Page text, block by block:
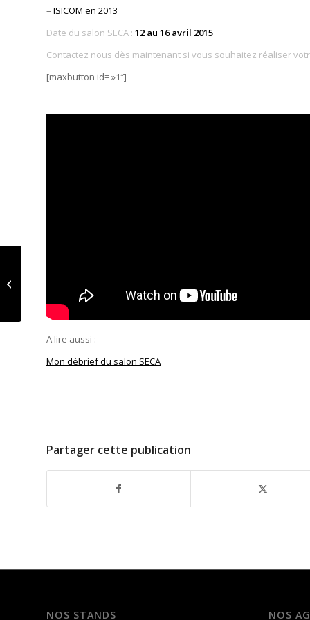
– ISICOM en 2013
Date du salon SECA : 12 au 16 avril 2015
Contactez nous dès maintenant si vous souhaitez réaliser
[maxbutton id= »1″]
A lire aussi :
Mon débrief du salon SECA
Partager cette publication
NOS STANDS NOS